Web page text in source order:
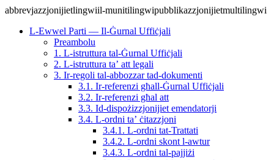
abbrevjazzjonijietlingwiil-munitilingwipubblikazzjonijietmultilingwi
L-Ewwel Parti — Il-Ġurnal Uffiċjali
Preambolu
1. L-istruttura tal-Ġurnal Uffiċjali
2. L-istruttura ta’ att legali
3. Ir-regoli tal-abbozzar tad-dokumenti
3.1. Ir-referenzi għall-Ġurnal Uffiċjali
3.2. Ir-referenzi għal att
3.3. Id-dispożizzjonijiet emendatorji
3.4. L-ordni ta’ ċitazzjoni
3.4.1. L-ordni tat‑Trattati
3.4.2. L-ordni skont l‑awtur
3.4.3. L-ordni tal-pajjiżi